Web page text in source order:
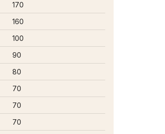
170
160
100
90
80
70
70
70